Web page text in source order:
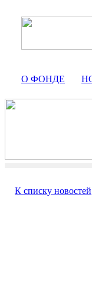
О ФОНДЕ
К списку новостей